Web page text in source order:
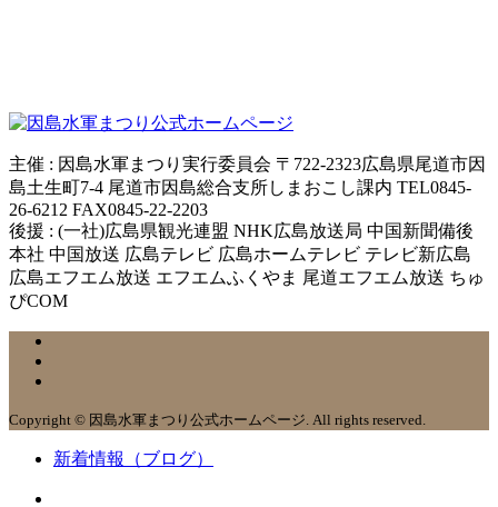
主催 : 因島水軍まつり実行委員会 〒722-2323広島県尾道市因
島土生町7-4 尾道市因島総合支所しまおこし課内 TEL0845-
26-6212 FAX0845-22-2203
後援 : (一社)広島県観光連盟 NHK広島放送局 中国新聞備後
本社 中国放送 広島テレビ 広島ホームテレビ テレビ新広島
広島エフエム放送 エフエムふくやま 尾道エフエム放送 ちゅ
ぴCOM
Copyright © 因島水軍まつり公式ホームページ. All rights reserved.
新着情報（ブログ）